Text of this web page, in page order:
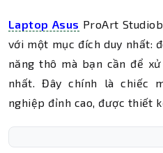
Laptop Asus ProArt
với một mục đích duy nhất:
năng thô mà bạn cần để
nhất. Đây chính là chiếc
nghiệp đỉnh cao, được thiết